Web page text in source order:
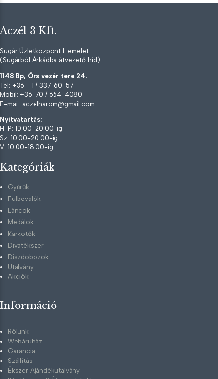
Aczél 3 Kft.
Sugár Üzletközpont I. emelet
(Sugárból Árkádba átvezető híd)
1148 Bp, Örs vezér tere 24.
Tel: +36 - 1 / 337-60-57
Mobil: +36-70 / 664-4080
E-mail: aczelharom@gmail.com
Nyitvatartás:
H-P: 10:00-20:00-ig
Sz: 10:00-20:00-ig
V: 10:00-18:00-ig
Kategóriák
Gyűrűk
Fülbevalók
Láncok
Medálok
Karkötők
Divatékszer
Diszdobozok
Utalvány
Akciók
Információ
Rólunk
Webáruház
Garancia
Szállítás
Ékszer Ajándékutalvány